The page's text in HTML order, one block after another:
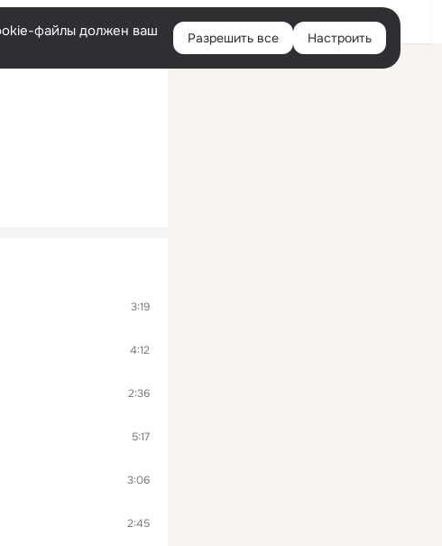
Войти
файлы должен ваш
Разрешить все Настроить
3:19
4:12
2:36
5:17
3:06
2:45